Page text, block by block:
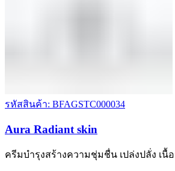
รหัสสินค้า: BFAGSTC000034
Aura Radiant skin
ครีมบำรุงสร้างความชุ่มชื่น เปล่งปลั่ง เนื้